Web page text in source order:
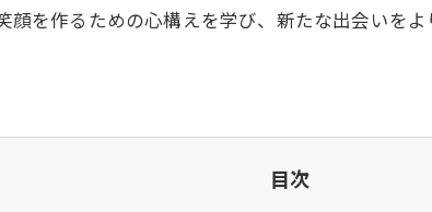
顔を作るための心構えを学び、新たな出会いを
目次